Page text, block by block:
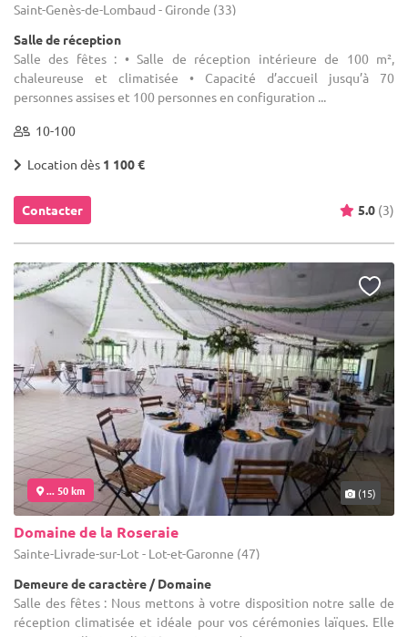
Saint-Genès-de-Lombaud - Gironde (33)
Salle de réception
Salle des fêtes : • Salle de réception intérieure de 100 m²,
chaleureuse et climatisée • Capacité d’accueil jusqu’à 70
personnes assises et 100 personnes en configuration ...
10-100
Location dès 1 100 €
Contacter 5.0 (3)
... 50 km (15)
Domaine de la Roseraie
Sainte-Livrade-sur-Lot - Lot-et-Garonne (47)
Demeure de caractère / Domaine
Salle des fêtes : Nous mettons à votre disposition notre salle de
réception climatisée et idéale pour vos cérémonies laïques. Elle